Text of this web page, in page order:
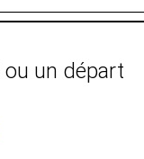
un départ